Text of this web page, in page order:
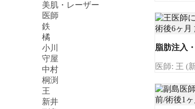
美肌・レーザー
医師
鉄
橘
小川
守屋
中村
桐渕
王
新井
脂肪注入
医師: 王 (